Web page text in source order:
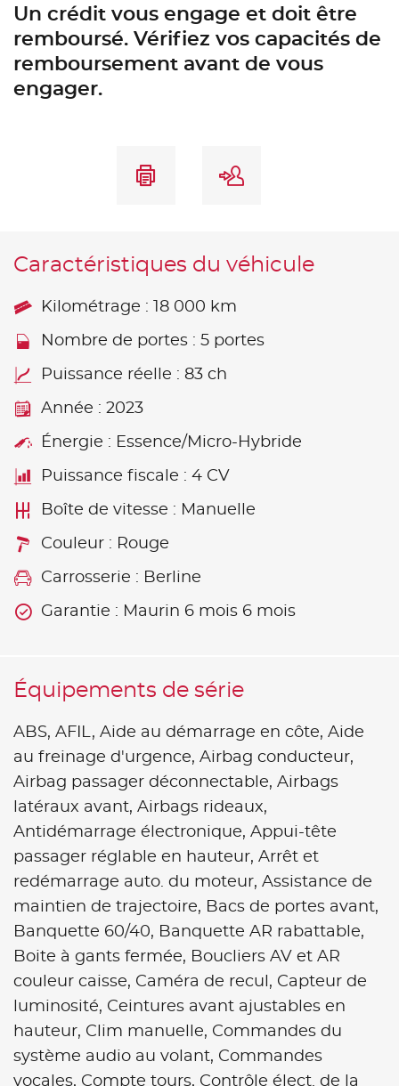
Un crédit vous engage et doit être
remboursé. Vérifiez vos capacités de
remboursement avant de vous
engager.
Caractéristiques du véhicule
Kilométrage : 18 000 km
Nombre de portes : 5 portes
Puissance réelle : 83 ch
Année : 2023
Énergie : Essence/Micro-Hybride
Puissance fiscale : 4 CV
Boîte de vitesse : Manuelle
Couleur : Rouge
Carrosserie : Berline
Garantie : Maurin 6 mois 6 mois
Équipements de série
ABS, AFIL, Aide au démarrage en côte, Aide
au freinage d'urgence, Airbag conducteur,
Airbag passager déconnectable, Airbags
latéraux avant, Airbags rideaux,
Antidémarrage électronique, Appui-tête
passager réglable en hauteur, Arrêt et
redémarrage auto. du moteur, Assistance de
maintien de trajectoire, Bacs de portes avant,
Banquette 60/40, Banquette AR rabattable,
Boite à gants fermée, Boucliers AV et AR
couleur caisse, Caméra de recul, Capteur de
luminosité, Ceintures avant ajustables en
hauteur, Clim manuelle, Commandes du
système audio au volant, Commandes
vocales, Compte tours, Contrôle élect. de la